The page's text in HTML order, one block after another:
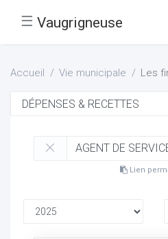
☰ Vaugrigneuse
Accueil Vie municipale Les
Lien